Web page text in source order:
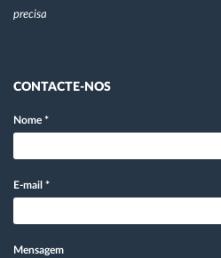
precisa
CONTACTE-NOS
Nome *
E-mail *
Mensagem